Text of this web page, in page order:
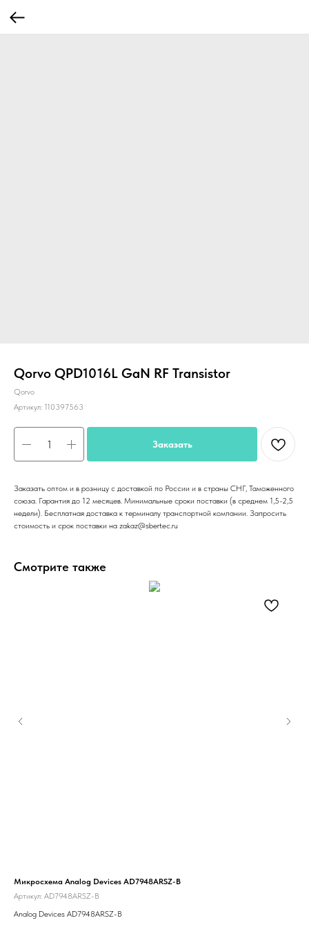
Qorvo QPD1016L GaN RF Transistor
Qorvo
Артикул: 110397563
Заказать
Заказать оптом и в розницу с доставкой по России и в страны СНГ, Таможенного
союза. Гарантия до 12 месяцев. Минимальные сроки поставки (в среднем 1,5-2,5
недели). Бесплатная доставка к терминалу транспортной компании. Запросить
стоимость и срок поставки на zakaz@sbertec.ru
Смотрите также
Микросхема Analog Devices AD7948ARSZ-B
Артикул: AD7948ARSZ-B
Analog Devices AD7948ARSZ-B